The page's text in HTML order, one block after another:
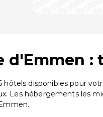
d'Emmen
disponibles pour
Les hébergements les